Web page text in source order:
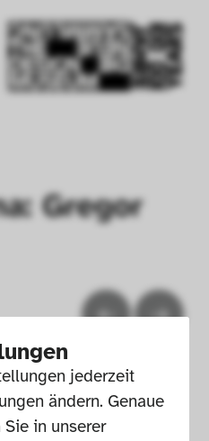
jederzeit
ändern. Genaue
Informationen finden Sie in unserer
Gregor